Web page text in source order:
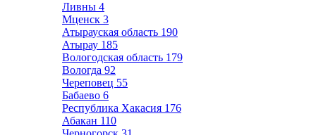
Ливны 4
Мценск 3
Атырауская область 190
Атырау 185
Вологодская область 179
Вологда 92
Череповец 55
Бабаево 6
Республика Хакасия 176
Абакан 110